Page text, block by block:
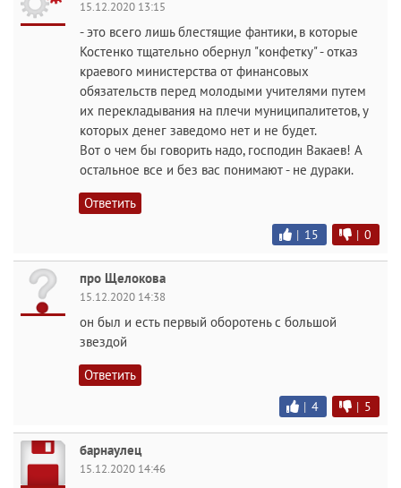
15.12.2020 13:15
- это всего лишь блестящие фантики, в которые
Костенко тщательно обернул "конфетку" - отказ
краевого министерства от финансовых
обязательств перед молодыми учителями путем
их перекладывания на плечи муниципалитетов, у
которых денег заведомо нет и не будет.
Вот о чем бы говорить надо, господин Вакаев! А
остальное все и без вас понимают - не дураки.
Ответить
| 15 | 0
про Щелокова
15.12.2020 14:38
он был и есть первый оборотень с большой
звездой
Ответить
| 4 | 5
барнаулец
15.12.2020 14:46